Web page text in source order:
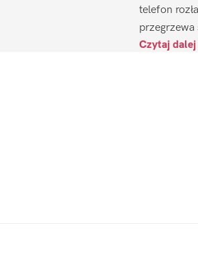
telefon
przegrzewa
Czytaj dalej